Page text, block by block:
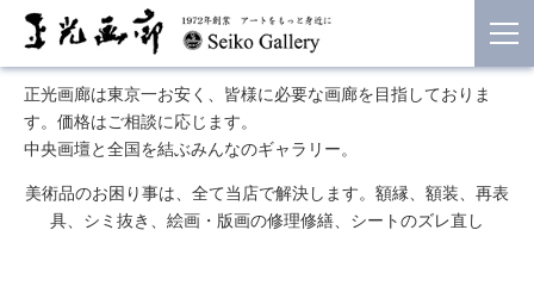
正光画廊は東京一お安く、皆様に必要な画廊を目指しておりま
す。価格はご相談に応じます。
中央画壇と全国を結ぶみんなのギャラリー。
美術品のお困り事は、全て当店で解決します。額縁、額装、再表
具、シミ抜き、絵画・版画の修理修繕、シートのズレ直し